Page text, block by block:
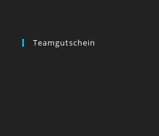
Teamgutschein